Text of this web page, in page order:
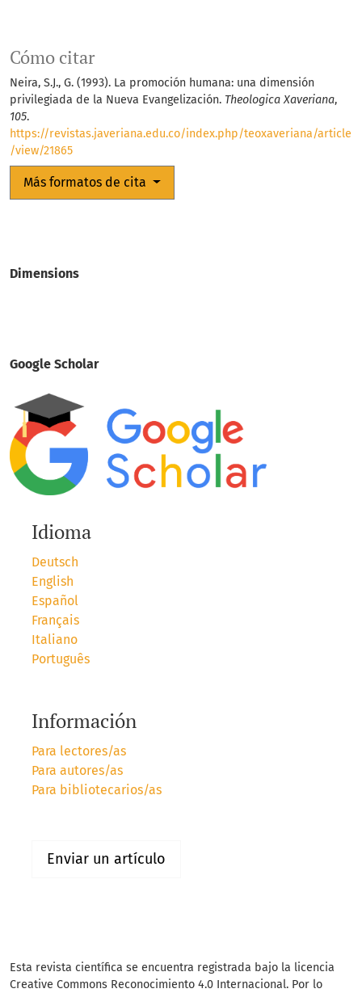
Cómo citar
Neira, S.J., G. (1993). La promoción humana: una dimensión
privilegiada de la Nueva Evangelización. Theologica Xaveriana,
105.
https://revistas.javeriana.edu.co/index.php/teoxaveriana/article
/view/21865
Más formatos de cita
Dimensions
Google Scholar
Idioma
Deutsch
English
Español
Français
Italiano
Português
Información
Para lectores/as
Para autores/as
Para bibliotecarios/as
Enviar un artículo
Esta revista científica se encuentra registrada bajo la licencia
Creative Commons Reconocimiento 4.0 Internacional. Por lo